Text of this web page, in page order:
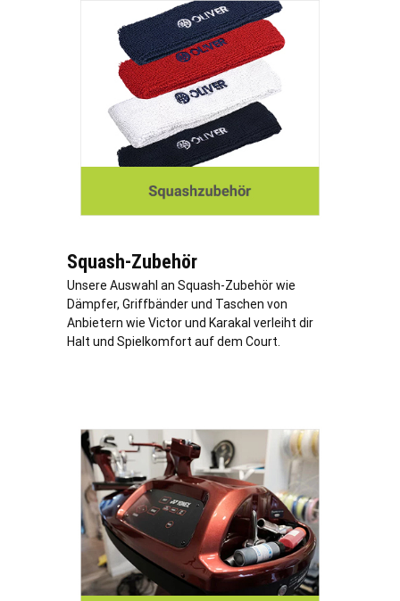
Squash-Zubehör
Unsere Auswahl an Squash-Zubehör wie
Dämpfer, Griffbänder und Taschen von
Anbietern wie Victor und Karakal verleiht dir
Halt und Spielkomfort auf dem Court.